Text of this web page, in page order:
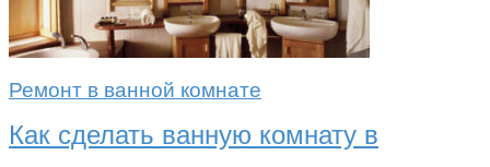
Ремонт в ванной комнате
Как сделать ванную комнату в